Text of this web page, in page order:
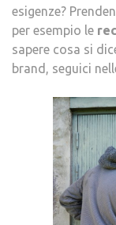
esigenze?
per esempio le
sapere cosa si
brand, seguici